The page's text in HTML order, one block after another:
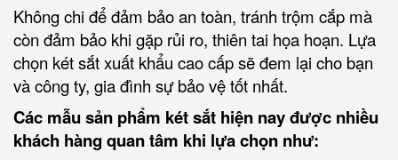
Không chi để đảm bảo an toàn, tránh trộm cắp mà
còn đảm bảo khi gặp rủi ro, thiên tai họa hoạn. Lựa
chọn két sắt xuất khẩu cao cấp sẽ đem lại cho bạn
và công ty, gia đình sự bảo vệ tốt nhất.
Các mẫu sản phẩm két sắt hiện nay được nhiều
khách hàng quan tâm khi lựa chọn như: